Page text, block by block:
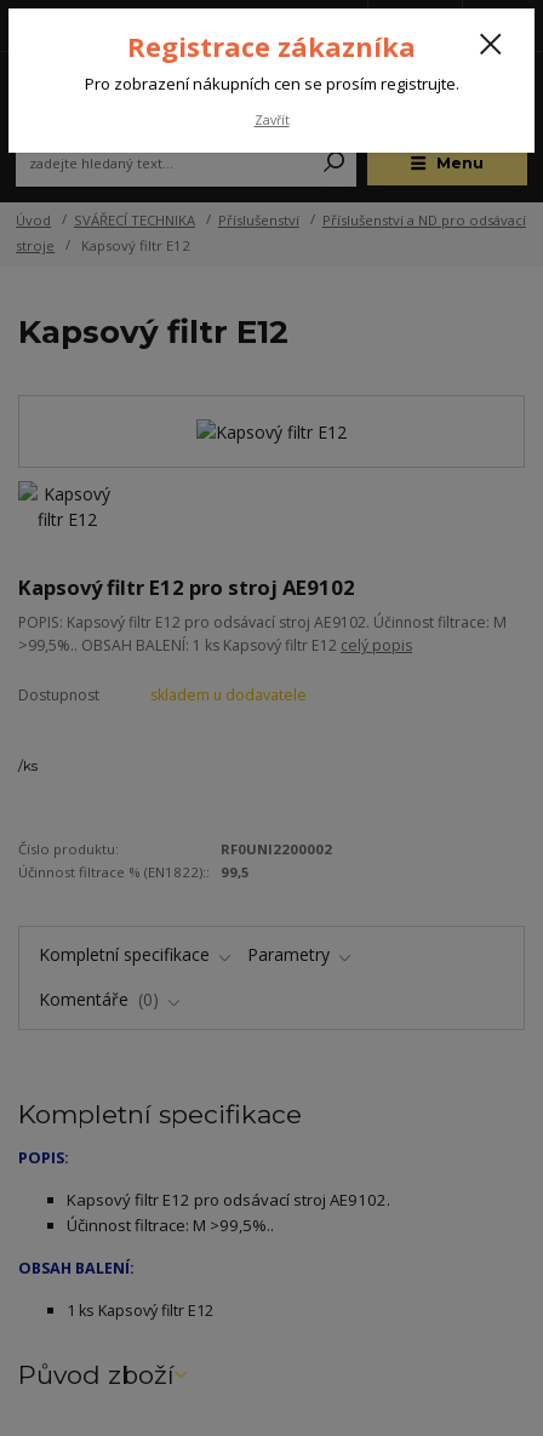
Menu
(Po-Pá, 07:00-15:30 hod.)
Úvod SVÁŘECÍ TECHNIKA Příslušenství
Příslušenství a ND pro odsávací
stroje
Kapsový filtr E12
Kapsový filtr E12
Kapsový filtr E12 pro stroj AE9102
POPIS: Kapsový filtr E12 pro odsávací stroj AE9102. Účinnost filtrace: M
>99,5%.. OBSAH BALENÍ: 1 ks Kapsový filtr E12 celý popis
Dostupnost skladem u dodavatele
/ks
Číslo produktu:
RF0UNI2200002
Účinnost filtrace % (EN1822)::
99,5
Kompletní specifikace
Parametry
Komentáře
0
Kompletní specifikace
POPIS:
Kapsový filtr E12 pro odsávací stroj AE9102.
Účinnost filtrace: M >99,5%..
OBSAH BALENÍ:
1 ks Kapsový filtr E12
Původ zboží
Registrace zákazníka
Pro zobrazení nákupních cen se prosím registrujte.
Zavřít